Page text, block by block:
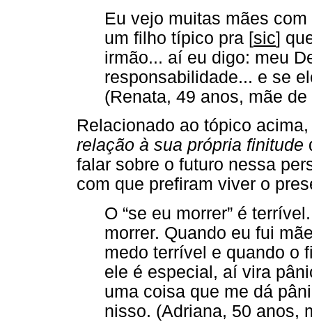
Eu vejo muitas mães
um filho típico pra [sic]
irmão... aí eu digo: meu
responsabilidade... e se
(Renata, 49 anos, mãe
Relacionado ao tópico
relação à sua própria finitude
falar sobre o futuro nessa
com que prefiram viver o
O “se eu morrer” é
morrer. Quando eu fui
medo terrível e quando o
ele é especial, aí vira
uma coisa que me dá
nisso. (Adriana, 50 anos,